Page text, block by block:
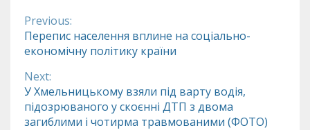
Continue
Reading
Previous:
Перепис населення вплине на соціально-
економічну політику країни
Next:
У Хмельницькому взяли під варту водія,
підозрюваного у скоєнні ДТП з двома
загиблими і чотирма травмованими (ФОТО)